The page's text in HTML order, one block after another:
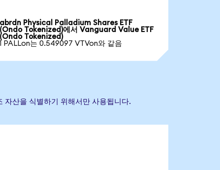
abrdn Physical Palladium Shares ETF
Tokenized)에서 Vanguard Value ETF
(Ondo Tokenized)
1 PALLon는 0.549097 VTVon와 같음
자산을 식별하기 위해서만 사용됩니다.